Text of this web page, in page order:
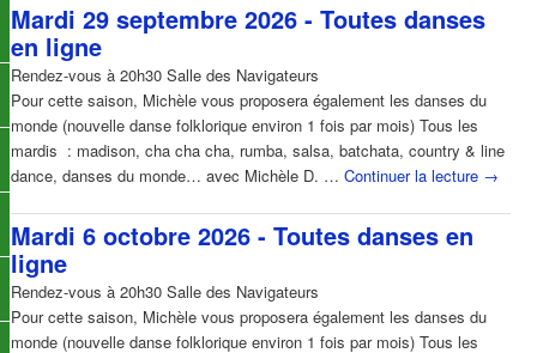
Mardi 29 septembre 2026 - Toutes danses
en ligne
Rendez-vous à 20h30 Salle des Navigateurs
Pour cette saison, Michèle vous proposera également les danses du
monde (nouvelle danse folklorique environ 1 fois par mois) Tous les
mardis : madison, cha cha cha, rumba, salsa, batchata, country & line
dance, danses du monde… avec Michèle D. … Continuer la lecture →
Mardi 6 octobre 2026 - Toutes danses en
ligne
Rendez-vous à 20h30 Salle des Navigateurs
Pour cette saison, Michèle vous proposera également les danses du
monde (nouvelle danse folklorique environ 1 fois par mois) Tous les